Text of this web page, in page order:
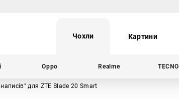
Чохли Картини
Oppo Realme TECNO
для ZTE Blade 20 Smart